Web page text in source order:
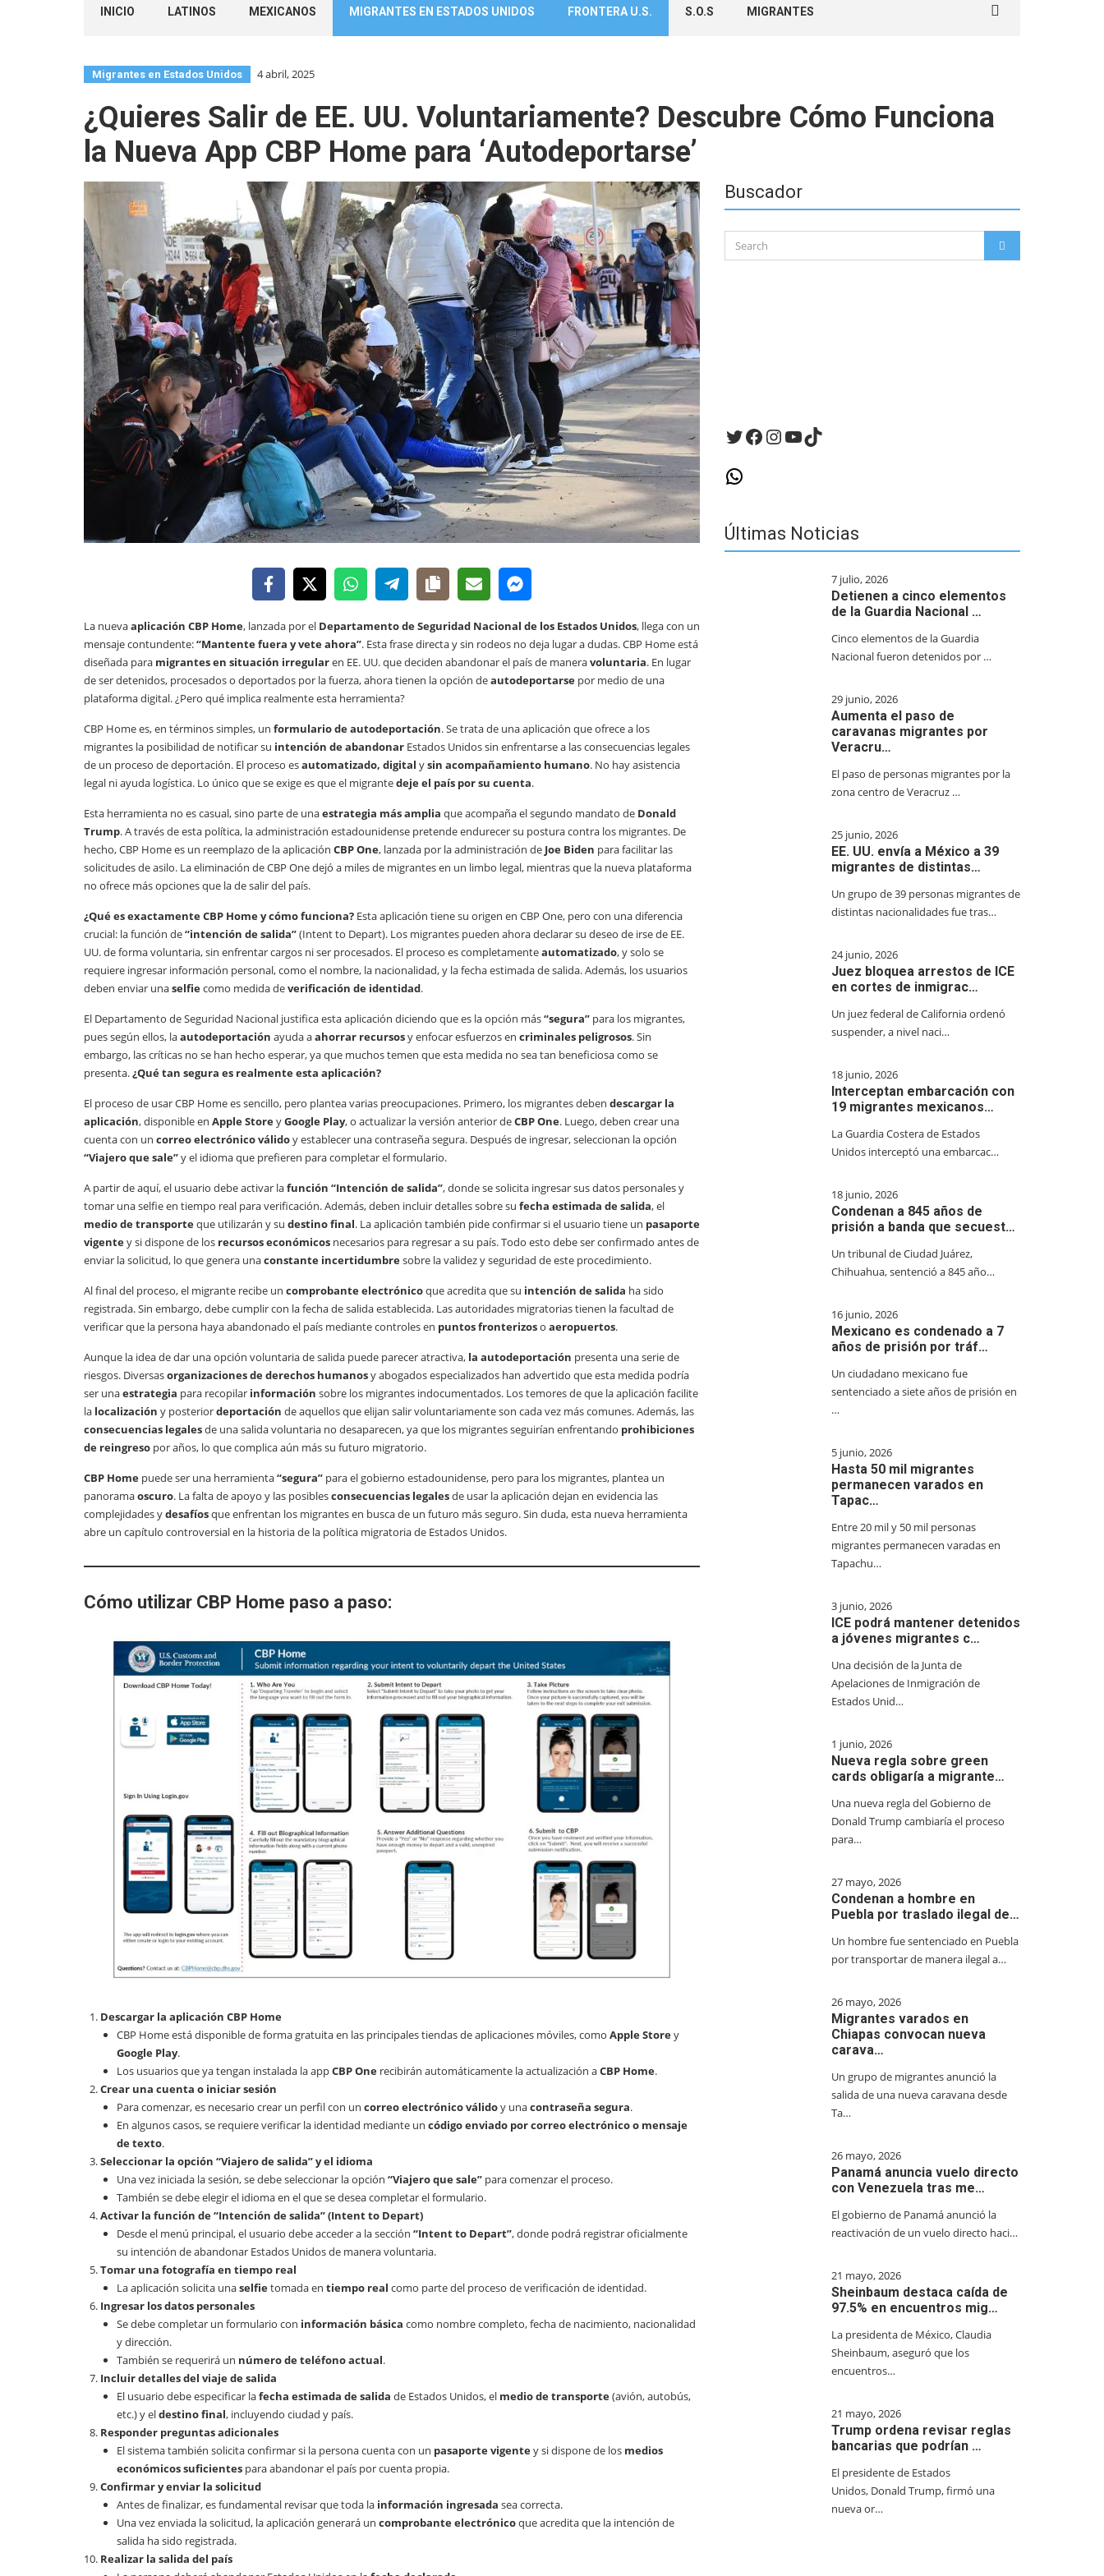
INICIO LATINOS MEXICANOS MIGRANTES EN ESTADOS UNIDOS FRONTERA U.S. S.O.S MIGRANTES
Migrantes en Estados Unidos 4 abril, 2025
¿Quieres Salir de EE. UU. Voluntariamente? Descubre Cómo Funciona
la Nueva App CBP Home para ‘Autodeportarse’
La nuevaaplicación CBP Home, lanzada por el Departamento de Seguridad Nacional de los Estados Unidos, llega con un
mensaje contundente:“Mantente fuera y vete ahora”. Esta frase directa y sin rodeos no deja lugar a dudas. CBP Home está
diseñada para migrantes en situación irregularen EE. UU. que deciden abandonar el país de maneravoluntaria. En lugar
de ser detenidos, procesados o deportados por la fuerza, ahora tienen la opción deautodeportarse por medio de una
plataforma digital. ¿Pero qué implica realmente esta herramienta?
CBP Home es, en términos simples, un formulario de autodeportación. Se trata de una aplicación que ofrece a los
migrantes la posibilidad de notificar su intención de abandonar Estados Unidos sin enfrentarse a las consecuencias legales
de un proceso de deportación. El proceso esautomatizado, digital ysin acompañamiento humano. No hay asistencia
legal ni ayuda logística. Lo único que se exige es que el migrantedeje el país por su cuenta.
Esta herramienta no es casual, sino parte de unaestrategia más amplia que acompaña el segundo mandato de Donald
Trump. A través de esta política, la administración estadounidense pretende endurecer su postura contra los migrantes. De
hecho, CBP Home es un reemplazo de la aplicación CBP One, lanzada por la administración de Joe Biden para facilitar las
solicitudes de asilo. La eliminación de CBP One dejó a miles de migrantes en un limbo legal, mientras que la nueva plataforma
no ofrece más opciones que la de salir del país.
¿Qué es exactamente CBP Home y cómo funciona? Esta aplicación tiene su origen en CBP One, pero con una diferencia
crucial: la función de“intención de salida”(Intent to Depart). Los migrantes pueden ahora declarar su deseo de irse de EE.
UU. de forma voluntaria, sin enfrentar cargos ni ser procesados. El proceso es completamenteautomatizado, y solo se
requiere ingresar información personal, como el nombre, la nacionalidad, y la fecha estimada de salida. Además, los usuarios
deben enviar unaselfiecomo medida deverificación de identidad.
El Departamento de Seguridad Nacional justifica esta aplicación diciendo que es la opción más“segura” para los migrantes,
pues según ellos, laautodeportación ayuda aahorrar recursosy enfocar esfuerzos en criminales peligrosos. Sin
embargo, las críticas no se han hecho esperar, ya que muchos temen que esta medida no sea tan beneficiosa como se
presenta.¿Qué tan segura es realmente esta aplicación?
El proceso de usar CBP Home es sencillo, pero plantea varias preocupaciones. Primero, los migrantes deben descargar la
aplicación, disponible en Apple StoreyGoogle Play, o actualizar la versión anterior deCBP One. Luego, deben crear una
cuenta con un correo electrónico válidoy establecer una contraseña segura. Después de ingresar, seleccionan la opción
“Viajero que sale”y el idioma que prefieren para completar el formulario.
A partir de aquí, el usuario debe activar lafunción “Intención de salida”, donde se solicita ingresar sus datos personales y
tomar una selfie en tiempo real para verificación. Además, deben incluir detalles sobre su fecha estimada de salida, el
medio de transporteque utilizarán y su destino final. La aplicación también pide confirmar si el usuario tiene un pasaporte
vigentey si dispone de los recursos económicos necesarios para regresar a su país. Todo esto debe ser confirmado antes de
enviar la solicitud, lo que genera unaconstante incertidumbresobre la validez y seguridad de este procedimiento.
Al final del proceso, el migrante recibe un comprobante electrónicoque acredita que su intención de salida ha sido
registrada. Sin embargo, debe cumplir con la fecha de salida establecida. Las autoridades migratorias tienen la facultad de
verificar que la persona haya abandonado el país mediante controles en puntos fronterizoso aeropuertos.
Aunque la idea de dar una opción voluntaria de salida puede parecer atractiva, la autodeportación presenta una serie de
riesgos. Diversasorganizaciones de derechos humanosy abogados especializados han advertido que esta medida podría
ser unaestrategia para recopilar información sobre los migrantes indocumentados. Los temores de que la aplicación facilite
la localización y posteriordeportación de aquellos que elijan salir voluntariamente son cada vez más comunes. Además, las
consecuencias legalesde una salida voluntaria no desaparecen, ya que los migrantes seguirían enfrentando prohibiciones
de reingreso por años, lo que complica aún más su futuro migratorio.
CBP Home puede ser una herramienta“segura” para el gobierno estadounidense, pero para los migrantes, plantea un
panoramaoscuro. La falta de apoyo y las posiblesconsecuencias legalesde usar la aplicación dejan en evidencia las
complejidades ydesafíosque enfrentan los migrantes en busca de un futuro más seguro. Sin duda, esta nueva herramienta
abre un capítulo controversial en la historia de la política migratoria de Estados Unidos.
Cómo utilizar CBP Home paso a paso:
Descargar la aplicación CBP Home
CBP Home está disponible de forma gratuita en las principales tiendas de aplicaciones móviles, como Apple Storey
Google Play.
Los usuarios que ya tengan instalada la appCBP One recibirán automáticamente la actualización aCBP Home.
Crear una cuenta o iniciar sesión
Para comenzar, es necesario crear un perfil con un correo electrónico válidoy unacontraseña segura.
En algunos casos, se requiere verificar la identidad mediante un código enviado por correo electrónico o mensaje
de texto.
Seleccionar la opción “Viajero de salida” y el idioma
Una vez iniciada la sesión, se debe seleccionar la opción “Viajero que sale” para comenzar el proceso.
También se debe elegir el idioma en el que se desea completar el formulario.
Activar la función de “Intención de salida” (Intent to Depart)
Desde el menú principal, el usuario debe acceder a la sección “Intent to Depart”, donde podrá registrar oficialmente
su intención de abandonar Estados Unidos de manera voluntaria.
Tomar una fotografía en tiempo real
La aplicación solicita unaselfietomada en tiempo real como parte del proceso de verificación de identidad.
Ingresar los datos personales
Se debe completar un formulario con información básica como nombre completo, fecha de nacimiento, nacionalidad
y dirección.
También se requerirá un número de teléfono actual.
Incluir detalles del viaje de salida
El usuario debe especificar lafecha estimada de salida de Estados Unidos, el medio de transporte(avión, autobús,
etc.) y eldestino final, incluyendo ciudad y país.
Responder preguntas adicionales
El sistema también solicita confirmar si la persona cuenta con un pasaporte vigentey si dispone de los medios
económicos suficientes para abandonar el país por cuenta propia.
Confirmar y enviar la solicitud
Antes de finalizar, es fundamental revisar que toda la información ingresada sea correcta.
Una vez enviada la solicitud, la aplicación generará un comprobante electrónicoque acredita que la intención de
salida ha sido registrada.
Realizar la salida del país
Buscador
for:
Twitter
Facebook
Instagram
YouTube
TikTok
WhatsApp
Últimas Noticias
7 julio, 2026
Detienen a cinco elementos
de la Guardia Nacional …
Cinco elementos de la Guardia
Nacional fueron detenidos por …
29 junio, 2026
Aumenta el paso de
caravanas migrantes por
Veracru…
El paso de personas migrantes por la
zona centro de Veracruz …
25 junio, 2026
EE. UU. envía a México a 39
migrantes de distintas…
Un grupo de 39 personas migrantes de
distintas nacionalidades fue tras…
24 junio, 2026
Juez bloquea arrestos de ICE
en cortes de inmigrac…
Un juez federal de California ordenó
suspender, a nivel naci…
18 junio, 2026
Interceptan embarcación con
19 migrantes mexicanos…
La Guardia Costera de Estados
Unidos interceptó una embarcac…
18 junio, 2026
Condenan a 845 años de
prisión a banda que secuest…
Un tribunal de Ciudad Juárez,
Chihuahua, sentenció a 845 año…
16 junio, 2026
Mexicano es condenado a 7
años de prisión por tráf…
Un ciudadano mexicano fue
sentenciado a siete años de prisión en
…
5 junio, 2026
Hasta 50 mil migrantes
permanecen varados en
Tapac…
Entre 20 mil y 50 mil personas
migrantes permanecen varadas en
Tapachu…
3 junio, 2026
ICE podrá mantener detenidos
a jóvenes migrantes c…
Una decisión de la Junta de
Apelaciones de Inmigración de
Estados Unid…
1 junio, 2026
Nueva regla sobre green
cards obligaría a migrante…
Una nueva regla del Gobierno de
Donald Trump cambiaría el proceso
para…
27 mayo, 2026
Condenan a hombre en
Puebla por traslado ilegal de…
Un hombre fue sentenciado en Puebla
por transportar de manera ilegal a…
26 mayo, 2026
Migrantes varados en
Chiapas convocan nueva
carava…
Un grupo de migrantes anunció la
salida de una nueva caravana desde
Ta…
26 mayo, 2026
Panamá anuncia vuelo directo
con Venezuela tras me…
El gobierno de Panamá anunció la
reactivación de un vuelo directo haci…
21 mayo, 2026
Sheinbaum destaca caída de
97.5% en encuentros mig…
La presidenta de México, Claudia
Sheinbaum, aseguró que los
encuentros…
21 mayo, 2026
Trump ordena revisar reglas
bancarias que podrían …
El presidente de Estados
Unidos, Donald Trump, firmó una
nueva or…